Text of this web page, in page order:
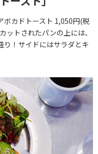
ボカドトースト 1,050円(税
ットされたパンの上には、
り！サイドにはサラダとキ